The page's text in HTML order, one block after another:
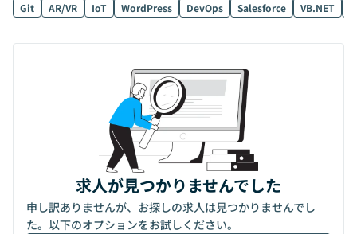
Git
AR/VR IoT WordPress DevOps Salesforce VB.NET
求人が見つかりませんでした
申し訳ありませんが、お探しの求人は見つかりませんでし
た。以下のオプションをお試しください。